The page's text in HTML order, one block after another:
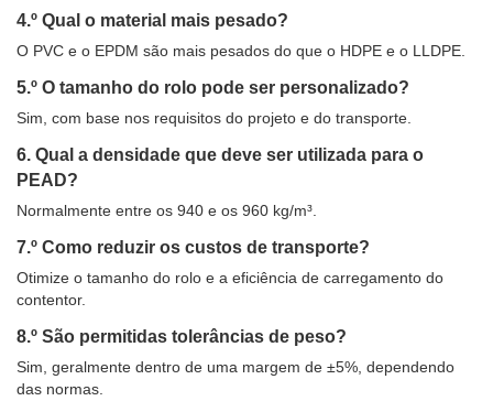
4.º Qual o material mais pesado?
O PVC e o EPDM são mais pesados ​​do que o HDPE e o LLDPE.
5.º O tamanho do rolo pode ser personalizado?
Sim, com base nos requisitos do projeto e do transporte.
6. Qual a densidade que deve ser utilizada para o
PEAD?
Normalmente entre os 940 e os 960 kg/m³.
7.º Como reduzir os custos de transporte?
Otimize o tamanho do rolo e a eficiência de carregamento do
contentor.
8.º São permitidas tolerâncias de peso?
Sim, geralmente dentro de uma margem de ±5%, dependendo
das normas.